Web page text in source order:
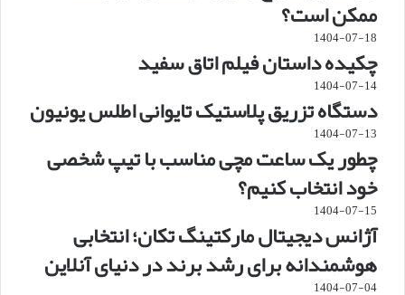
ممکن است؟
1404-07-18
چکیده داستان فیلم اتاق سفید
1404-07-14
دستگاه تزریق پلاستیک تایوانی اطلس یونیون
1404-07-13
چطور یک ساعت مچی مناسب با تیپ شخصی
خود انتخاب کنیم؟
1404-07-15
آژانس دیجیتال مارکتینگ تکان؛ انتخابی
هوشمندانه برای رشد برند در دنیای آنلاین
1404-07-04